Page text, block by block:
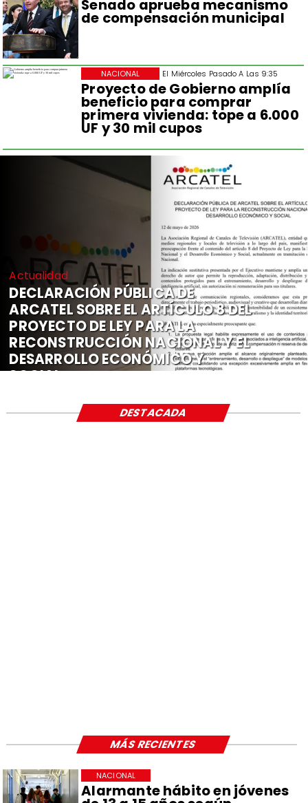
Senado aprueba mecanismo
de compensación municipal
El Miércoles Pasado A Las 9:35
Proyecto de Gobierno amplía
beneficio para comprar
primera vivienda: tope a 6.000
UF y 30 mil cupos
NACIONAL
Actualidad
DECLARACIÓN PÚBLICA DE
ARCATEL SOBRE EL ARTÍCULO 8 DEL
PROYECTO DE LEY PARA LA
RECONSTRUCCIÓN NACIONAL Y EL
DESARROLLO ECONÓMICO Y
SOCIAL
Alarmante hábito en jóvenes
NACIONAL
DESTACADA
MÁS RECIENTES